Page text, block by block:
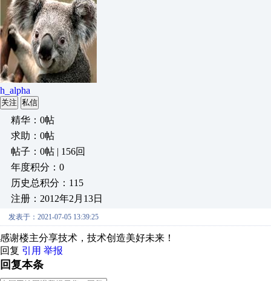
h_alpha
关注 私信
精华：0帖
求助：0帖
帖子：0帖 | 156回
年度积分：0
历史总积分：115
注册：2012年2月13日
发表于：2021-07-05 13:39:25
感谢楼主分享技术，技术创造美好未来！
回复 引用 举报
回复本条